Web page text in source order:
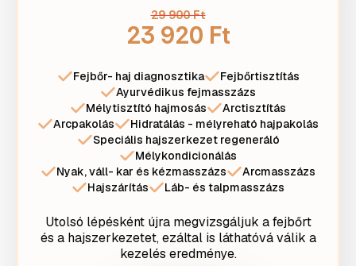
29 900 Ft
23 920 Ft
Fejbőr- haj diagnosztika
Fejbőrtisztítás
Ayurvédikus fejmasszázs
Mélytisztító hajmosás
Arctisztítás
Arcpakolás
Hidratálás - mélyreható hajpakolás
Speciális hajszerkezet regeneráló
Mélykondicionálás
Nyak, váll- kar és kézmasszázs
Arcmasszázs
Hajszárítás
Láb- és talpmasszázs
Utolsó lépésként újra megvizsgáljuk a fejbőrt
és a hajszerkezetet, ezáltal is láthatóvá válik a
kezelés eredménye.